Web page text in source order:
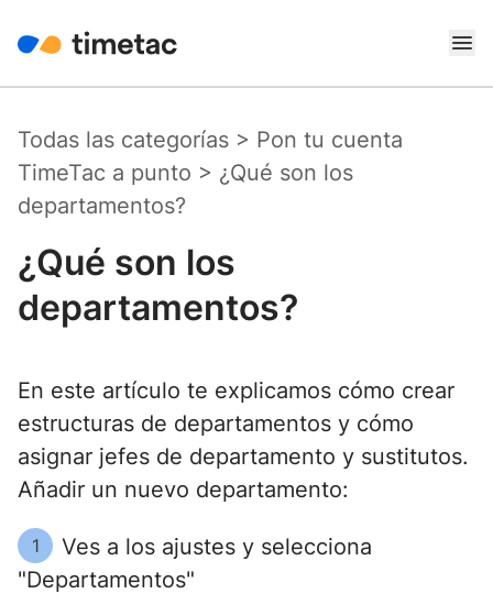
Todas las categorías > Pon tu cuenta
TimeTac a punto > ¿Qué son los
departamentos?
¿Qué son los
departamentos?
En este artículo te explicamos cómo crear
estructuras de departamentos y cómo
asignar jefes de departamento y sustitutos.
Añadir un nuevo departamento:
1
Ves a los ajustes y selecciona
"Departamentos"